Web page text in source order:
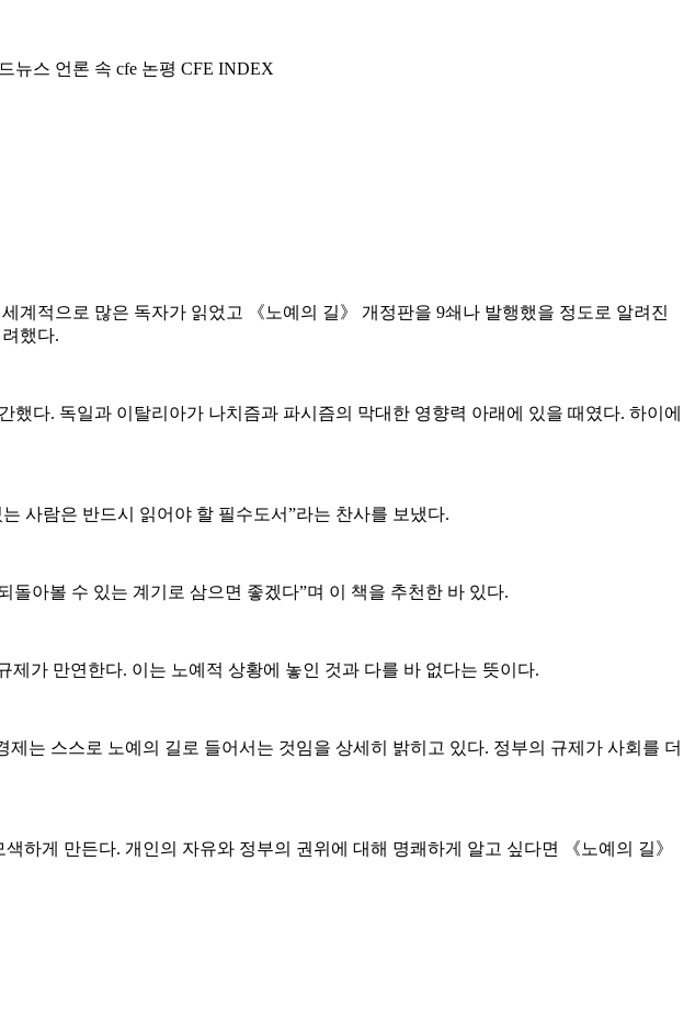
뉴스 언론 속 cfe 논평 CFE INDEX
계적으로 많은 독자가 읽었고 《노예의 길》 개정판을 9쇄나 발행했을 정도로 알려진
했다.
다. 독일과 이탈리아가 나치즘과 파시즘의 막대한 영향력 아래에 있을 때였다. 하이에
사람은 반드시 읽어야 할 필수도서”라는 찬사를 보냈다.
아볼 수 있는 계기로 삼으면 좋겠다”며 이 책을 추천한 바 있다.
가 만연한다. 이는 노예적 상황에 놓인 것과 다를 바 없다는 뜻이다.
는 스스로 노예의 길로 들어서는 것임을 상세히 밝히고 있다. 정부의 규제가 사회를 더
게 만든다. 개인의 자유와 정부의 권위에 대해 명쾌하게 알고 싶다면 《노예의 길》